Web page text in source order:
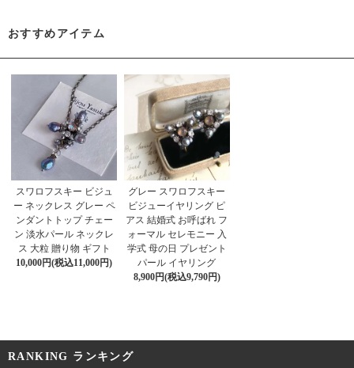
おすすめアイテム
スワロフスキー ビジュ
ー ネックレス グレー ペ
ンダントトップ チェー
ン 淡水パール ネックレ
ス 大粒 贈り物 ギフト
10,000円(税込11,000円)
グレー スワロフスキー
ビジューイヤリング ピ
アス 結婚式 お呼ばれ フ
ォーマル セレモニー 入
学式 母の日 プレゼント
パール イヤリング
8,900円(税込9,790円)
RANKING ランキング